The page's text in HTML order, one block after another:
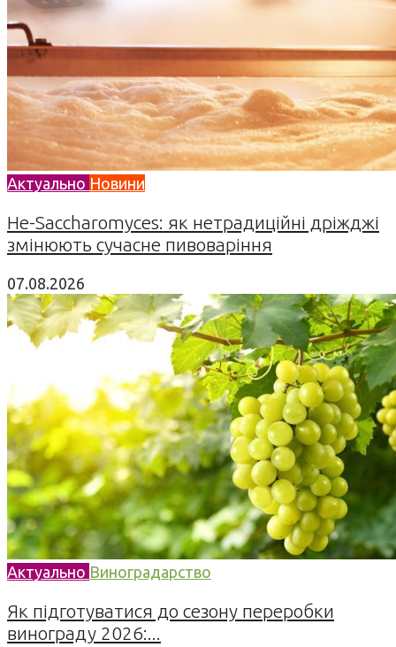
Актуально Новини
Не-Saccharomyces: як нетрадиційні дріжджі
змінюють сучасне пивоваріння
07.08.2026
Актуально Виноградарство
Як підготуватися до сезону переробки
винограду 2026:...